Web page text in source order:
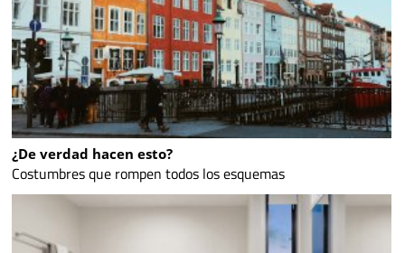
¿De verdad hacen esto?
Costumbres que rompen todos los esquemas